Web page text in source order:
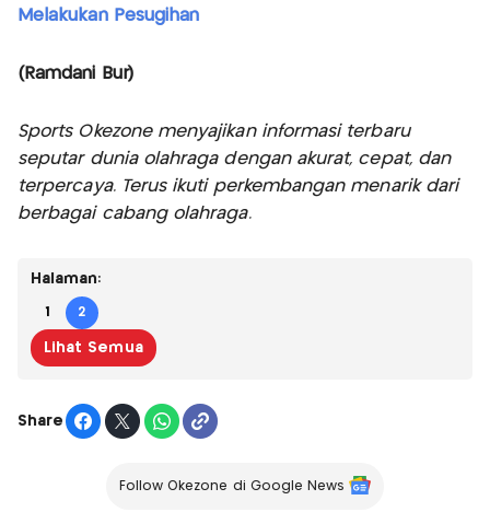
Melakukan Pesugihan
(Ramdani Bur)
Sports Okezone menyajikan informasi terbaru
seputar dunia olahraga dengan akurat, cepat, dan
terpercaya. Terus ikuti perkembangan menarik dari
berbagai cabang olahraga.
Halaman:
1 2
Lihat Semua
Share
Follow Okezone di Google News